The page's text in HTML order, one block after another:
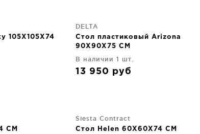
105X105X74
DELTA
Стол пластиковый Arizona
90X90X75 CM
В наличии 1 шт.
13 950 руб
CM
Siesta Contract
Стол Helen 60X60X74 CM